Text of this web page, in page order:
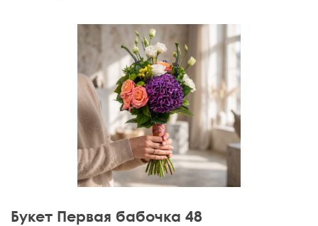
Букет Первая бабочка 48